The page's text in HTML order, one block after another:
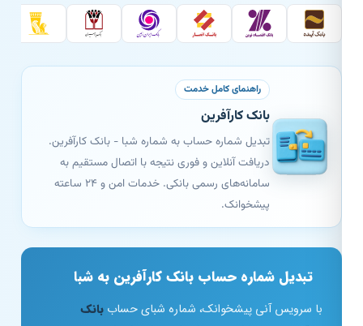
راهنمای کامل خدمت
بانک کارآفرین
تبدیل شماره حساب به شماره شبا - بانک کارآفرین.
دریافت آنلاین و فوری نتیجه با اتصال مستقیم به
سامانه‌های رسمی بانکی. خدمات امن و ۲۴ ساعته
پیشخوانک.
تبدیل شماره حساب بانک کارآفرین به شبا
با سرویس آنی پیشخوانک، شماره شبای حساببانک